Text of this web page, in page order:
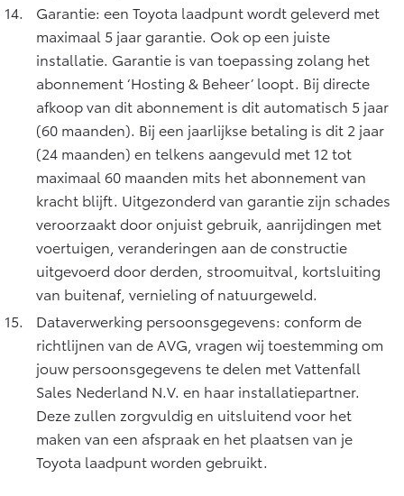
Garantie: een Toyota laadpunt wordt geleverd met
maximaal 5 jaar garantie. Ook op een juiste
installatie. Garantie is van toepassing zolang het
abonnement ‘Hosting & Beheer’ loopt. Bij directe
afkoop van dit abonnement is dit automatisch 5 jaar
(60 maanden). Bij een jaarlijkse betaling is dit 2 jaar
(24 maanden) en telkens aangevuld met 12 tot
maximaal 60 maanden mits het abonnement van
kracht blijft. Uitgezonderd van garantie zijn schades
veroorzaakt door onjuist gebruik, aanrijdingen met
voertuigen, veranderingen aan de constructie
uitgevoerd door derden, stroomuitval, kortsluiting
van buitenaf, vernieling of natuurgeweld.
Dataverwerking persoonsgegevens: conform de
richtlijnen van de AVG, vragen wij toestemming om
jouw persoonsgegevens te delen met Vattenfall
Sales Nederland N.V. en haar installatiepartner.
Deze zullen zorgvuldig en uitsluitend voor het
maken van een afspraak en het plaatsen van je
Toyota laadpunt worden gebruikt.